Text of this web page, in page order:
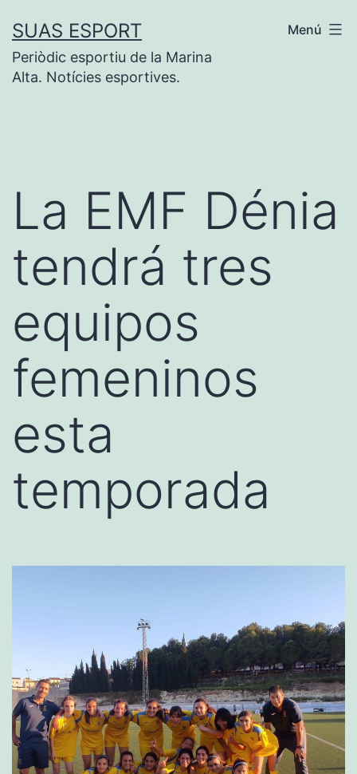
contenido
SUAS ESPORT
Periòdic esportiu de la Marina
Alta. Notícies esportives.
Menú
La EMF Dénia
tendrá tres
equipos
femeninos
esta
temporada